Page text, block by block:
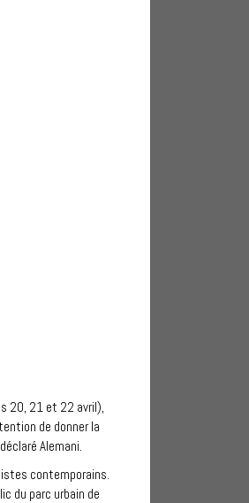
20, 21 et 22 avril),
de donner la
Alemani.
contemporains.
du parc urbain de